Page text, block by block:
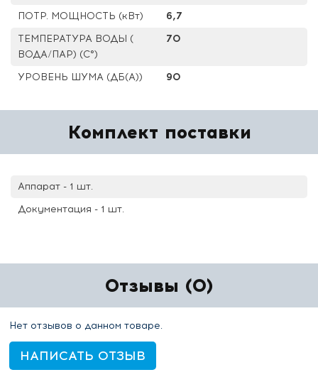
ПОТР. МОЩНОСТЬ (кВт)
6,7
ТЕМПЕРАТУРА ВОДЫ (
ВОДА/ПАР) (С°)
70
УРОВЕНЬ ШУМА (ДБ(А)) 90
Комплект поставки
Аппарат - 1 шт.
Документация - 1 шт.
Отзывы (0)
Нет отзывов о данном товаре.
НАПИСАТЬ ОТЗЫВ